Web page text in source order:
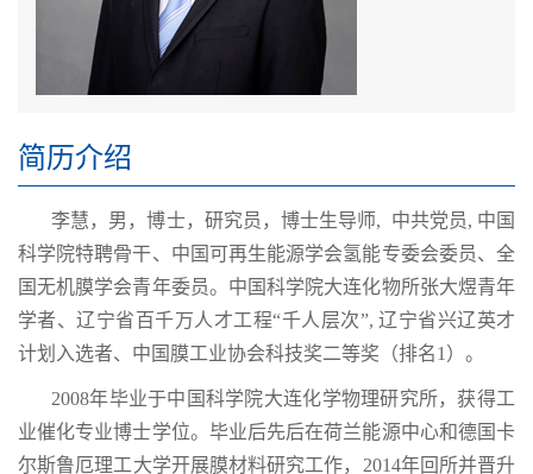
简历介绍
李慧，男，博士，研究员，博士生导师,
中共党员, 中国
科学院特聘骨干、中国可再生能源学会氢能专委会委员、全
国无机膜学会青年委员。 中国科学院大连化物所张大煜青年
学者、辽宁省百千万人才工程“千人层次”, 辽宁省兴辽英才
计划入选者、中国膜工业协会科技奖二等奖（排名1）。
2008年毕业于中国科学院大连化学物理研究所，获得工
业催化专业博士学位。毕业后先后在荷兰能源中心和德国卡
尔斯鲁厄理工大学开展膜材料研究工作，2014年回所并晋升